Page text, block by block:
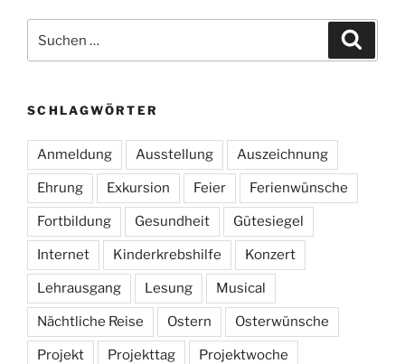
nach:
SCHLAGWÖRTER
Anmeldung Ausstellung Auszeichnung
Ehrung Exkursion Feier Ferienwünsche
Fortbildung Gesundheit Gütesiegel
Internet Kinderkrebshilfe Konzert
Lehrausgang Lesung Musical
Nächtliche Reise Ostern Osterwünsche
Projekt Projekttag Projektwoche